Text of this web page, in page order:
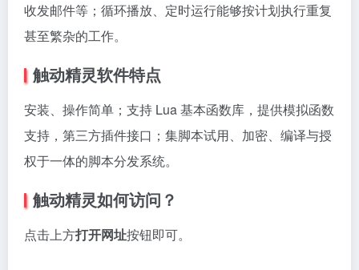
收发邮件等；循环播放、定时运行能够按计划执行重复
甚至繁杂的工作。
触动精灵软件特点
安装、操作简单；支持 Lua 基本函数库，提供模拟函数
支持，第三方插件接口；集脚本试用、加密、编译与授
权于一体的脚本分发系统。
触动精灵如何访问？
点击上方打开网址按钮即可。